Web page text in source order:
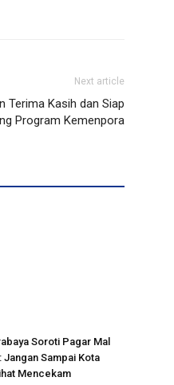
Next article
Terima Kasih dan Siap
Program Kemenpora
Soroti Pagar Mal
Jangan Sampai Kota
Mencekam